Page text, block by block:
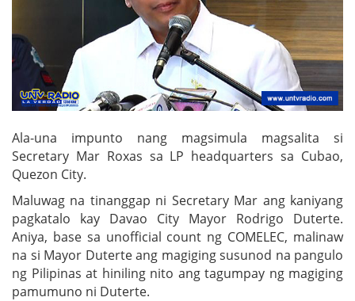
Ala-una impunto nang magsimula magsalita si
Secretary Mar Roxas sa LP headquarters sa Cubao,
Quezon City.
Maluwag na tinanggap ni Secretary Mar ang kaniyang
pagkatalo kay Davao City Mayor Rodrigo Duterte.
Aniya, base sa unofficial count ng COMELEC, malinaw
na si Mayor Duterte ang magiging susunod na pangulo
ng Pilipinas at hiniling nito ang tagumpay ng magiging
pamumuno ni Duterte.